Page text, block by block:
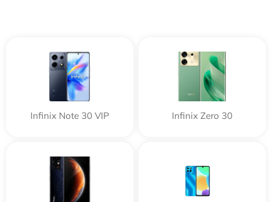
Infinix Note 30 VIP Infinix Zero 30